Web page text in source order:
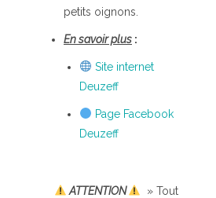
petits oignons.
En savoir plus :
Site internet
Deuzeff
Page Facebook
Deuzeff
ATTENTION
» Tout